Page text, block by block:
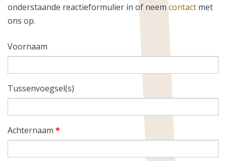
onderstaande reactieformulier in of neem contact met
ons op.
Voornaam
Tussenvoegsel(s)
Achternaam *